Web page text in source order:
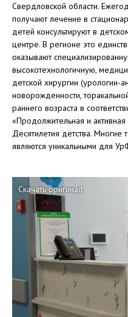
Свердловской области.
получают лечение в
детей консультируют в
центре. В регионе это
оказывают
высокотехнологичную,
детской хирургии (урологии-
новорожденности,
раннего возраста в
«Продолжительная и
Десятилетия детства.
являются уникальными для
Скачать оригинал